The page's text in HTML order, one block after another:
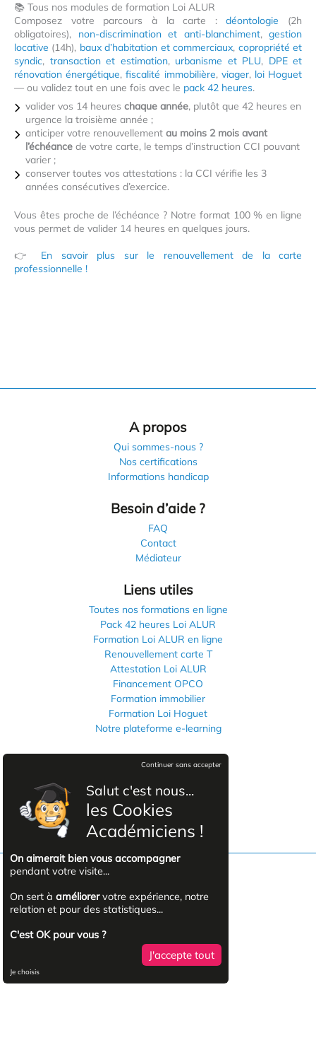
📚 Tous nos modules de formation Loi ALUR
Composez votre parcours à la carte :déontologie (2h
obligatoires), non-discrimination et anti-blanchiment, gestion
locative (14h), baux d’habitation et commerciaux, copropriété et
syndic, transaction et estimation, urbanisme et PLU, DPE et
rénovation énergétique,fiscalité immobilière, viager, loi Hoguet
— ou validez tout en une fois avec le pack 42 heures.
valider vos 14 heures chaque année, plutôt que 42 heures en
urgence la troisième année ;
anticiper votre renouvellement au moins 2 mois avant
l’échéance de votre carte, le temps d’instruction CCI pouvant
varier ;
conserver toutes vos attestations : la CCI vérifie les 3
années consécutives d’exercice.
Vous êtes proche de l’échéance ? Notre format 100 % en ligne
vous permet de valider 14 heures en quelques jours.
👉 En savoir plus sur le renouvellement de la carte
professionnelle !
A propos
Qui sommes-nous ?
Nos certifications
Informations handicap
Besoin d’aide ?
FAQ
Contact
Médiateur
Liens utiles
Toutes nos formations en ligne
Pack 42 heures Loi ALUR
Formation Loi ALUR en ligne
Renouvellement carte T
Attestation Loi ALUR
Financement OPCO
Formation immobilier
Formation Loi Hoguet
Notre plateforme e-learning
Informations légales
Politique de confidentialité
CGVU
Facebook
Linkedin
Salut c'est nous...
les Cookies
Académiciens !
On aimerait bien vous accompagner
pendant votre visite...
On sert àaméliorervotre expérience, notre
relation et pour des statistiques...
C'est OK pour vous ?
J'accepte tout
Continuer sans accepter
Je choisis